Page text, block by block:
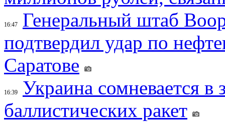
16:47
Генеральный штаб
подтвердил удар по
Саратове
16:39
Украина сомневается в
баллистических ракет